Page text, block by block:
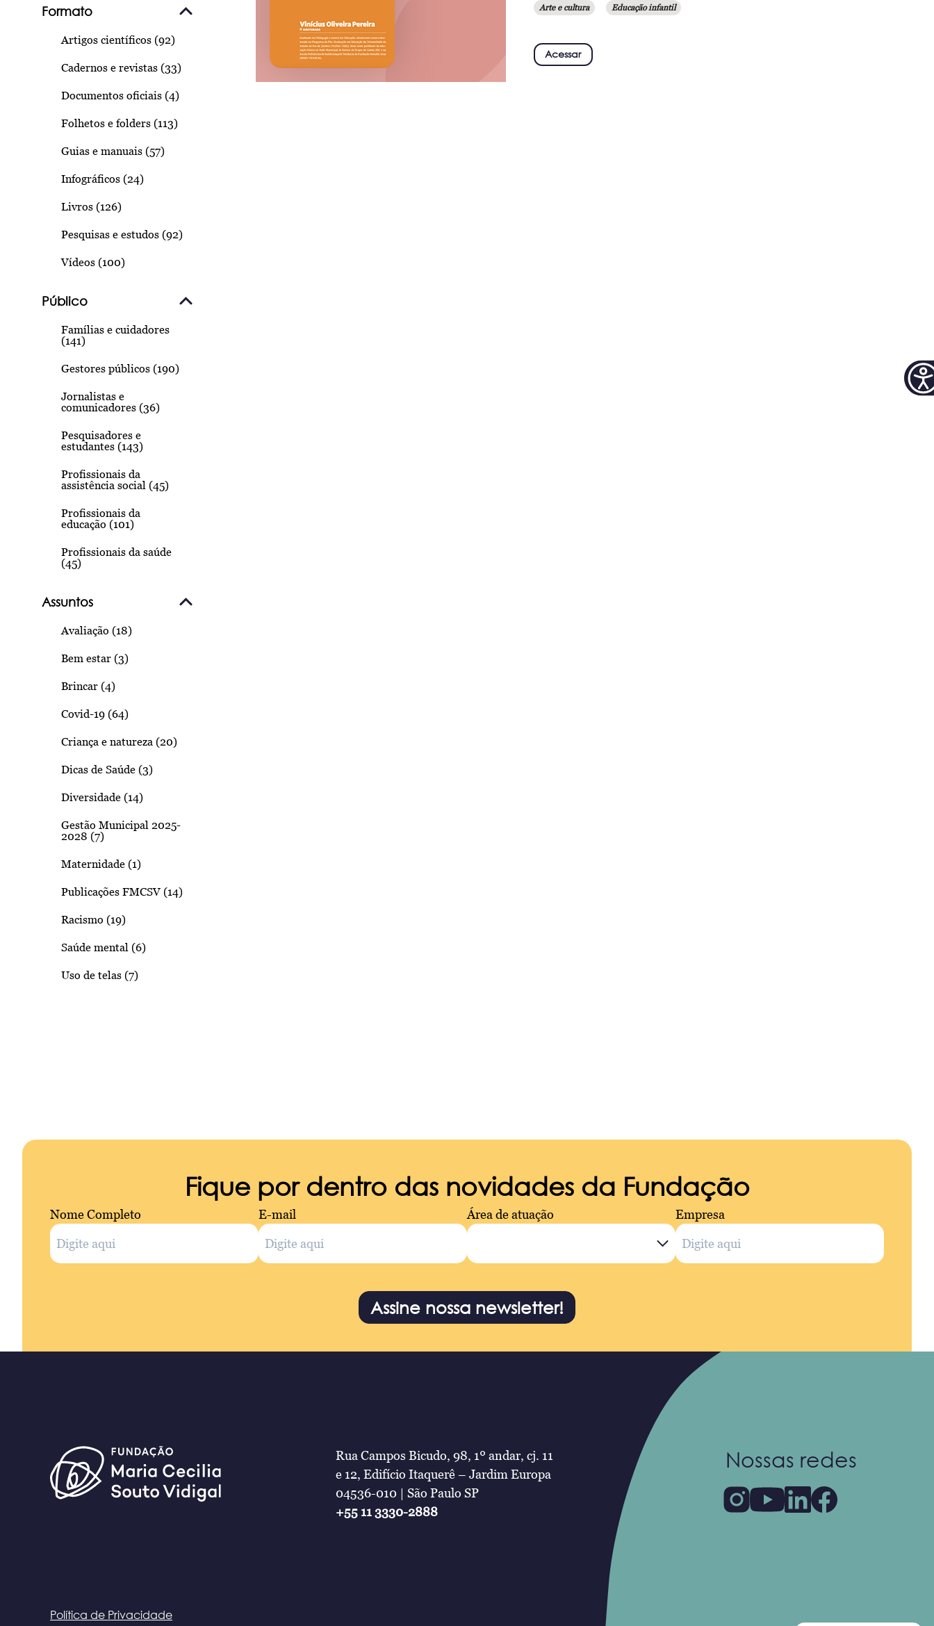
Formato
Artigos científicos (92)
Cadernos e revistas (33)
Documentos oficiais (4)
Folhetos e folders (113)
Guias e manuais (57)
Infográficos (24)
Livros (126)
Pesquisas e estudos (92)
Vídeos (100)
Público
Famílias e cuidadores
(141)
Gestores públicos (190)
Jornalistas e
comunicadores (36)
Pesquisadores e
estudantes (143)
Profissionais da
assistência social (45)
Profissionais da
educação (101)
Profissionais da saúde
(45)
Assuntos
Avaliação (18)
Bem estar (3)
Brincar (4)
Covid-19 (64)
Criança e natureza (20)
Dicas de Saúde (3)
Diversidade (14)
Gestão Municipal 2025-
2028 (7)
Maternidade (1)
Publicações FMCSV (14)
Racismo (19)
Saúde mental (6)
Uso de telas (7)
Arte e cultura Educação infantil
Acessar
Fique por dentro das novidades da Fundação
Nome Completo E-mail Área de atuação Empresa
Assine nossa newsletter!
Rua Campos Bicudo, 98, 1º andar, cj. 11
e 12, Edifício Itaquerê – Jardim Europa
04536-010 | São Paulo SP
+55 11 3330-2888
Nossas redes
Política de Privacidade